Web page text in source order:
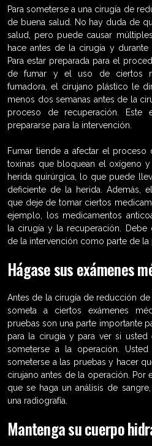
Para someterse a una cirugía de
de buena salud. No hay duda de
salud, pero puede causar
hace antes de la cirugía y
Para estar preparada para el
de fumar y el uso de ciertos
fumadora, el cirujano plástico le
menos dos semanas antes de la
proceso de recuperación. Este
prepararse para la intervención.
Fumar tiende a afectar el proceso
toxinas que bloquean el oxígeno
herida quirúrgica, lo que puede
deficiente de la herida. Además,
que deje de tomar ciertos
ejemplo, los medicamentos
la cirugía y la recuperación. Debe
de la intervención como parte de la
Hágase sus exámenes
Antes de la cirugía de reducción
someta a ciertos exámenes
pruebas son una parte importante
para la cirugía y para ver si usted
someterse a la operación.
someterse a las pruebas y hacer
cirujano antes de la operación.
que se haga un análisis de
una radiografía.
Mantenga su cuerpo